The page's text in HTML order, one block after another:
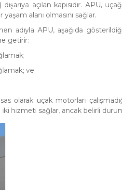
açılan kapısıdır. APU,
alanı olmasını sağlar.
adıyla APU, aşağıda
getirir:
ve
olarak uçak motorları
iki hizmeti sağlar, ancak belirli